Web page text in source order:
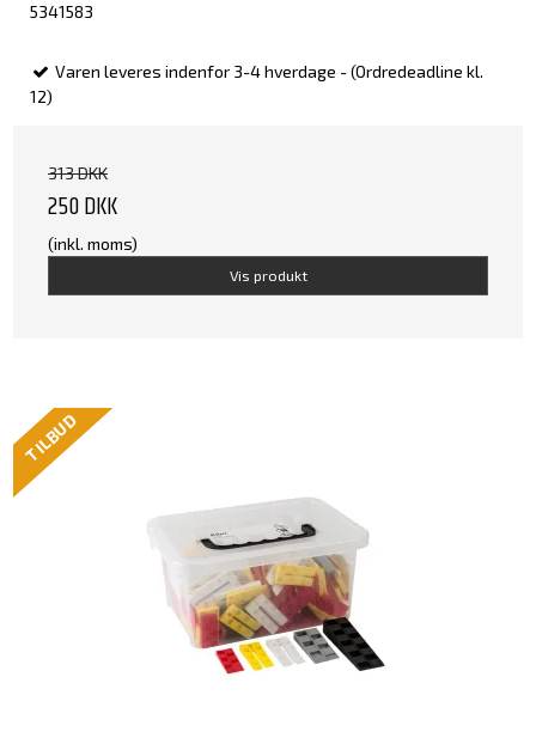
5341583
Varen leveres indenfor 3-4 hverdage - (Ordredeadline kl.
12)
313 DKK
250 DKK
(inkl. moms)
Vis produkt
TILBUD